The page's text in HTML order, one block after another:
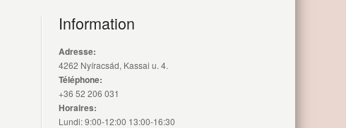
Information
Adresse:
4262 Nyíracsád, Kassai u. 4.
Téléphone:
+36 52 206 031
Horaires:
Lundi: 9:00-12:00 13:00-16:30